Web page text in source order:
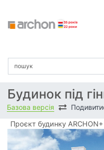
Будинок під
Базова версія
Проєкт будинку